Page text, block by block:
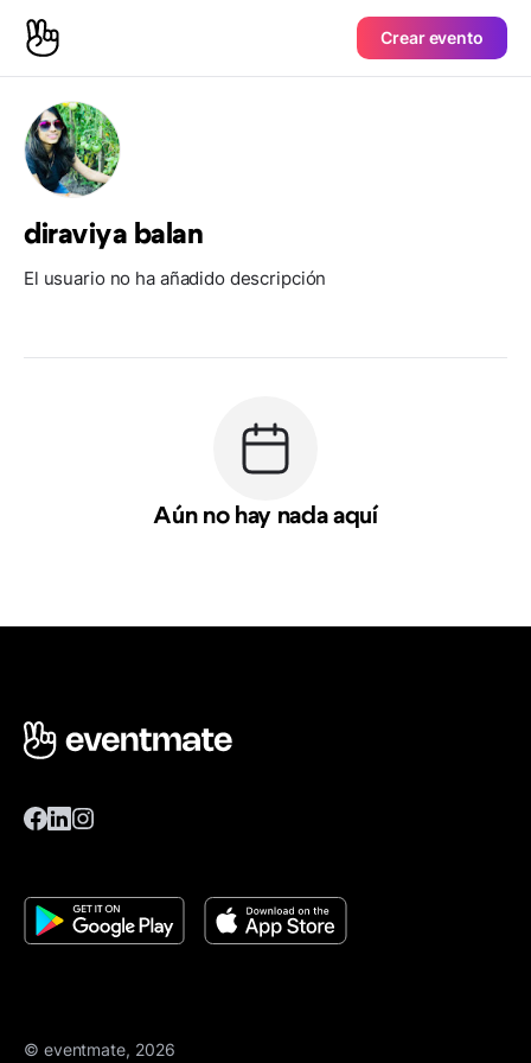
Crear evento
diraviya balan
El usuario no ha añadido descripción
Aún no hay nada aquí
© eventmate, 2026